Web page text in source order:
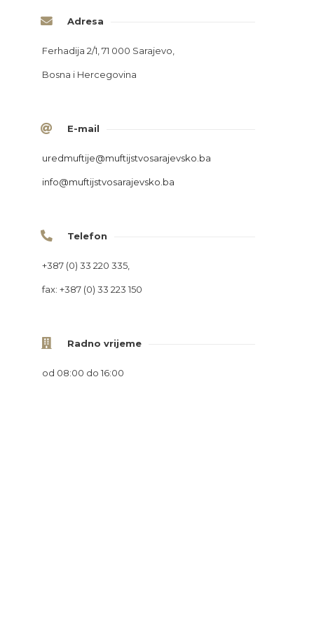
Adresa
Ferhadija 2/1, 71 000 Sarajevo,
Bosna i Hercegovina
E-mail
uredmuftije@muftijstvosarajevsko.ba
info@muftijstvosarajevsko.ba
Telefon
+387 (0) 33 220 335,
fax: +387 (0) 33 223 150
Radno vrijeme
od 08:00 do 16:00